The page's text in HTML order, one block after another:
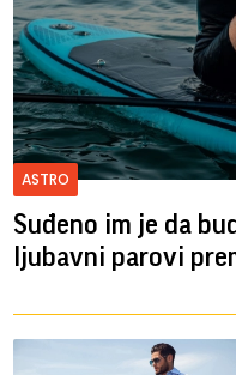
ASTRO
Suđeno im je da
ljubavni parovi